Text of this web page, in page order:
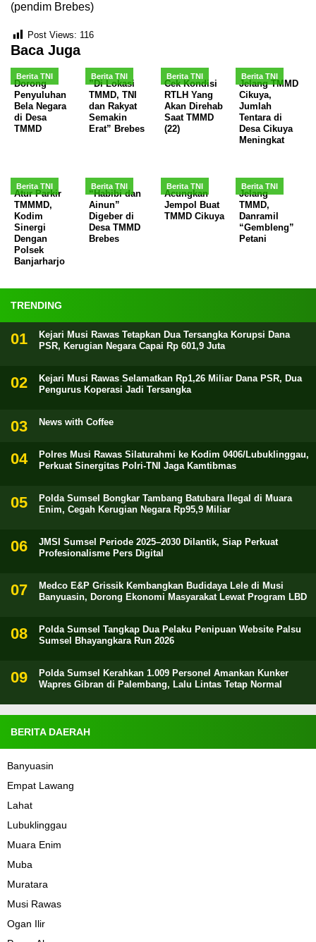
(pendim Brebes)
Post Views: 116
Baca Juga
Berita TNI
Dorong
Penyuluhan
Bela Negara
di Desa
TMMD
Berita TNI
”Di Lokasi
TMMD, TNI
dan Rakyat
Semakin
Erat” Brebes
Berita TNI
Cek Kondisi
RTLH Yang
Akan Direhab
Saat TMMD
(22)
Berita TNI
Jelang TMMD
Cikuya,
Jumlah
Tentara di
Desa Cikuya
Meningkat
Berita TNI
Atur Parkir
TMMMD,
Kodim
Sinergi
Dengan
Polsek
Banjarharjo
Berita TNI
“Habibi dan
Ainun”
Digeber di
Desa TMMD
Brebes
Berita TNI
Acungkan
Jempol Buat
TMMD Cikuya
Berita TNI
Jelang
TMMD,
Danramil
“Gembleng”
Petani
TRENDING
Kejari Musi Rawas Tetapkan Dua Tersangka Korupsi Dana
PSR, Kerugian Negara Capai Rp 601,9 Juta
Kejari Musi Rawas Selamatkan Rp1,26 Miliar Dana PSR, Dua
Pengurus Koperasi Jadi Tersangka
News with Coffee
Polres Musi Rawas Silaturahmi ke Kodim 0406/Lubuklinggau,
Perkuat Sinergitas Polri-TNI Jaga Kamtibmas
Polda Sumsel Bongkar Tambang Batubara Ilegal di Muara
Enim, Cegah Kerugian Negara Rp95,9 Miliar
JMSI Sumsel Periode 2025–2030 Dilantik, Siap Perkuat
Profesionalisme Pers Digital
Medco E&P Grissik Kembangkan Budidaya Lele di Musi
Banyuasin, Dorong Ekonomi Masyarakat Lewat Program LBD
Polda Sumsel Tangkap Dua Pelaku Penipuan Website Palsu
Sumsel Bhayangkara Run 2026
Polda Sumsel Kerahkan 1.009 Personel Amankan Kunker
Wapres Gibran di Palembang, Lalu Lintas Tetap Normal
BERITA DAERAH
Banyuasin
Empat Lawang
Lahat
Lubuklinggau
Muara Enim
Muba
Muratara
Musi Rawas
Ogan Ilir